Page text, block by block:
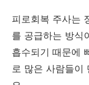
피로회복 주사는
를 공급하는 방식
흡수되기 때문에
로 많은 사람들이